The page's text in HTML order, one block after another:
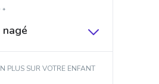
*
nagé
PLUS SUR VOTRE ENFANT